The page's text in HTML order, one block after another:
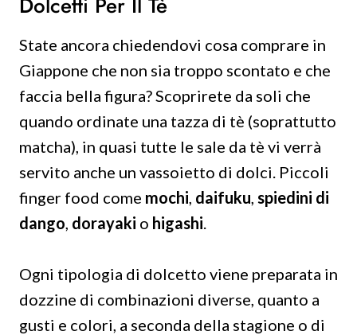
State ancora chiedendovi cosa comprare in
Giappone che non sia troppo scontato e che
faccia bella figura? Scoprirete da soli che
quando ordinate una tazza di tè (soprattutto
matcha), in quasi tutte le sale da tè vi verrà
servito anche un vassoietto di dolci. Piccoli
finger food come mochi, daifuku, spiedini di
dango, dorayaki o higashi.
Ogni tipologia di dolcetto viene preparata in
dozzine di combinazioni diverse, quanto a
gusti e colori, a seconda della stagione o di